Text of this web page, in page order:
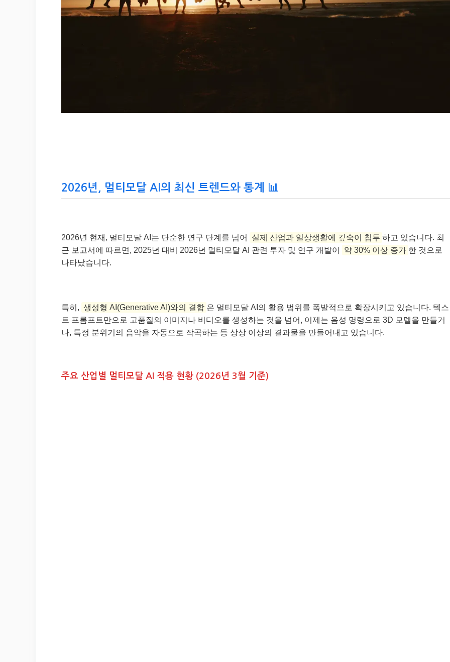
2026년, 멀티모달 AI의 최신 트렌드와 통계 📊
2026년 현재, 멀티모달 AI는 단순한 연구 단계를 넘어 실제 산업과 일상생활에 깊숙이 침투 하고 있습니다. 최
근 보고서에 따르면, 2025년 대비 2026년 멀티모달 AI 관련 투자 및 연구 개발이
약 30% 이상 증가 한 것으로
나타났습니다.
특히, 생성형 AI(Generative AI)와의 결합 은 멀티모달 AI의 활용 범위를 폭발적으로 확장시키고 있습니다. 텍스
트 프롬프트만으로 고품질의 이미지나 비디오를 생성하는 것을 넘어, 이제는 음성 명령으로 3D 모델을 만들거
나, 특정 분위기의 음악을 자동으로 작곡하는 등 상상 이상의 결과물을 만들어내고 있습니다.
주요 산업별 멀티모달 AI 적용 현황 (2026년 3월 기준)